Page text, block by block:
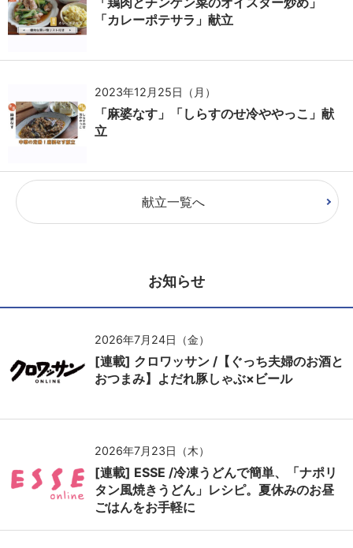
「カレーポテサラ」献立
2023年12月25日（月）
「麻婆なす」「しらすのせ冷ややっこ」献
立
献立一覧へ
お知らせ
2026年7月24日（金）
[連載] クロワッサン /【ぐっち夫婦のお酒と
おつまみ】よだれ豚しゃぶ×ビール
2026年7月23日（木）
[連載] ESSE /冷凍うどんで簡単、「ナポリ
タン風焼きうどん」レシピ。夏休みのお昼
ごはんをお手軽に